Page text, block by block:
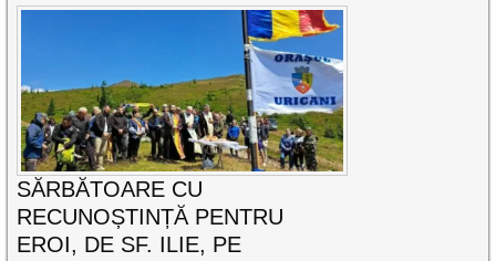
SĂRBĂTOARE CU
RECUNOȘTINȚĂ PENTRU
EROI, DE SF. ILIE, PE